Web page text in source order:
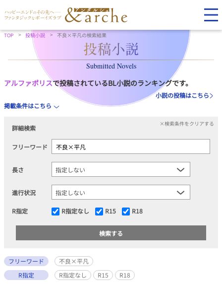
TOP 投稿小説 不良×平凡の検索結果
Submitted Novels
アルファポリスで投稿されているBL小説のランキングです。
小説の投稿はこちら
掲載条件はこちら
詳細検索
×検索条件をクリアする
フリーワード
長さ
進行状況
R指定 R指定なし R15 R18
フリーワード
不良×平凡
R指定
R指定なし R15 R18